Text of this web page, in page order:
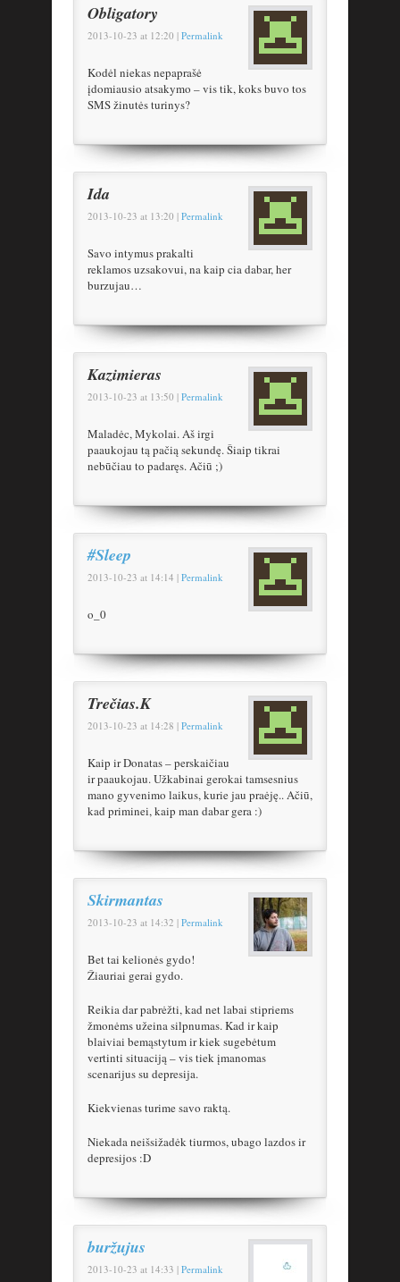
Obligatory
2013-10-23 at 12:20 | Permalink
Kodėl niekas nepaprašė
įdomiausio atsakymo – vis tik, koks buvo tos
SMS žinutės turinys?
Ida
2013-10-23 at 13:20 | Permalink
Savo intymus prakalti
reklamos uzsakovui, na kaip cia dabar, her
burzujau…
Kazimieras
2013-10-23 at 13:50 | Permalink
Maladėc, Mykolai. Aš irgi
paaukojau tą pačią sekundę. Šiaip tikrai
nebūčiau to padaręs. Ačiū ;)
#Sleep
2013-10-23 at 14:14 | Permalink
o_0
Trečias.K
2013-10-23 at 14:28 | Permalink
Kaip ir Donatas – perskaičiau
ir paaukojau. Užkabinai gerokai tamsesnius
mano gyvenimo laikus, kurie jau praėję.. Ačiū,
kad priminei, kaip man dabar gera :)
Skirmantas
2013-10-23 at 14:32 | Permalink
Bet tai kelionės gydo!
Žiauriai gerai gydo.
Reikia dar pabrėžti, kad net labai stipriems
žmonėms užeina silpnumas. Kad ir kaip
blaiviai bemąstytum ir kiek sugebėtum
vertinti situaciją – vis tiek įmanomas
scenarijus su depresija.
Kiekvienas turime savo raktą.
Niekada neišsižadėk tiurmos, ubago lazdos ir
depresijos :D
buržujus
2013-10-23 at 14:33 | Permalink